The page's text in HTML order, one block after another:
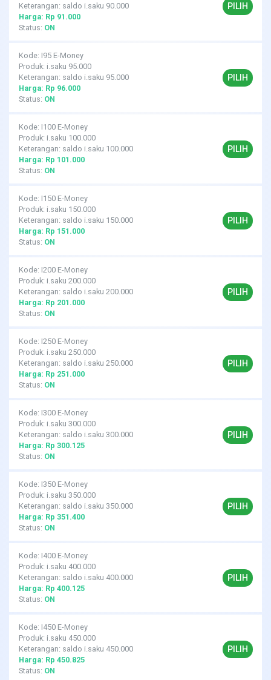
Keterangan: saldo i.saku 90.000
Harga: Rp 91.000
Status: ON
PILIH
Kode: I95 E-Money
Produk: i.saku 95.000
Keterangan: saldo i.saku 95.000
Harga: Rp 96.000
Status: ON
PILIH
Kode: I100 E-Money
Produk: i.saku 100.000
Keterangan: saldo i.saku 100.000
Harga: Rp 101.000
Status: ON
PILIH
Kode: I150 E-Money
Produk: i.saku 150.000
Keterangan: saldo i.saku 150.000
Harga: Rp 151.000
Status: ON
PILIH
Kode: I200 E-Money
Produk: i.saku 200.000
Keterangan: saldo i.saku 200.000
Harga: Rp 201.000
Status: ON
PILIH
Kode: I250 E-Money
Produk: i.saku 250.000
Keterangan: saldo i.saku 250.000
Harga: Rp 251.000
Status: ON
PILIH
Kode: I300 E-Money
Produk: i.saku 300.000
Keterangan: saldo i.saku 300.000
Harga: Rp 300.125
Status: ON
PILIH
Kode: I350 E-Money
Produk: i.saku 350.000
Keterangan: saldo i.saku 350.000
Harga: Rp 351.400
Status: ON
PILIH
Kode: I400 E-Money
Produk: i.saku 400.000
Keterangan: saldo i.saku 400.000
Harga: Rp 400.125
Status: ON
PILIH
Kode: I450 E-Money
Produk: i.saku 450.000
Keterangan: saldo i.saku 450.000
Harga: Rp 450.825
Status: ON
PILIH